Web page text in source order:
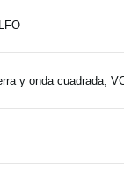
y onda cuadrada,